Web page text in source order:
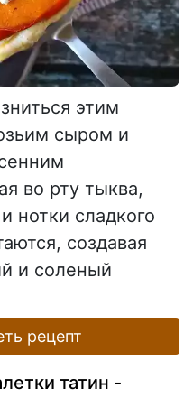
этим
сыром и
во рту тыква,
нотки сладкого
создавая
и соленый
рецепт
татин -